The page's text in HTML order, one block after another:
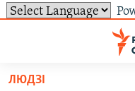
ўнівэрсальнага
доступу
ЛЮДЗІ